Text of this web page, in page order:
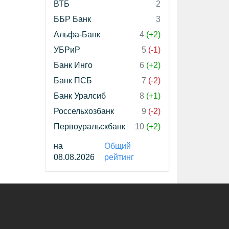
ВТБ
2
ББР Банк
3
Альфа-Банк
4 (+2)
УБРиР
5 (-1)
Банк Инго
6 (+2)
Банк ПСБ
7 (-2)
Банк Уралсиб
8 (+1)
Россельхозбанк
9 (-2)
Первоуральскбанк
10 (+2)
на
08.08.2026
Общий
рейтинг